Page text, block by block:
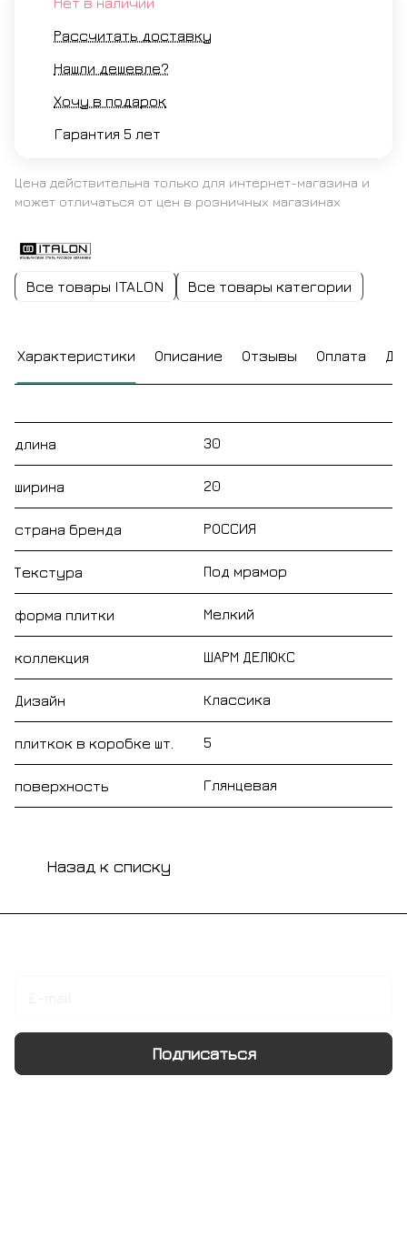
Рассчитать доставку
Нашли дешевле?
Хочу в подарок
Гарантия 5 лет
Цена действительна только для интернет-магазина и
может отличаться от цен в розничных магазинах
Все товары ITALON Все товары категории
Характеристики Описание Отзывы Оплата
длина 30
ширина 20
страна бренда РОССИЯ
Текстура Под мрамор
форма плитки Мелкий
коллекция ШАРМ ДЕЛЮКС
Дизайн Классика
плиткок в коробке шт. 5
поверхность Глянцевая
Назад к списку
Подписаться